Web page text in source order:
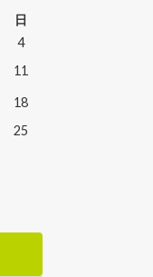
日
4
11
18
25